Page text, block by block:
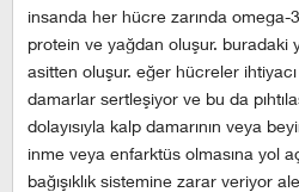
insanda her hücre zarında omega-
protein ve yağdan oluşur. buradaki
asitten oluşur. eğer hücreler
damarlar sertleşiyor ve bu da
dolayısıyla kalp damarının veya
inme veya enfarktüs olmasına yol
bağışıklık sistemine zarar veriyor